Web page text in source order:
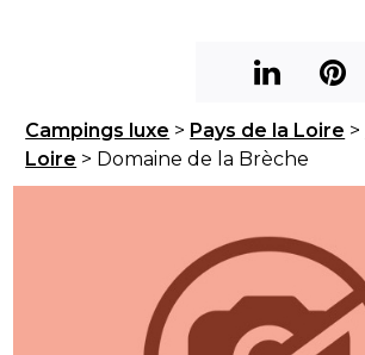
Campings luxe > Pays de la Loire >
Loire > Domaine de la Brèche